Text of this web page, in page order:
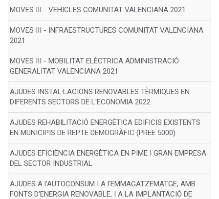
MOVES III - VEHICLES COMUNITAT VALENCIANA 2021
MOVES III - INFRAESTRUCTURES COMUNITAT VALENCIANA
2021
MOVES III - MOBILITAT ELÈCTRICA ADMINISTRACIÓ
GENERALITAT VALENCIANA 2021
AJUDES INSTAL·LACIONS RENOVABLES TÈRMIQUES EN
DIFERENTS SECTORS DE L'ECONOMIA 2022
AJUDES REHABILITACIÓ ENERGÈTICA EDIFICIS EXISTENTS
EN MUNICIPIS DE REPTE DEMOGRÀFIC (PREE 5000)
AJUDES EFICIÈNCIA ENERGÈTICA EN PIME I GRAN EMPRESA
DEL SECTOR INDUSTRIAL
AJUDES A l'AUTOCONSUM I A l'EMMAGATZEMATGE, AMB
FONTS D'ENERGIA RENOVABLE, I A LA IMPLANTACIÓ DE